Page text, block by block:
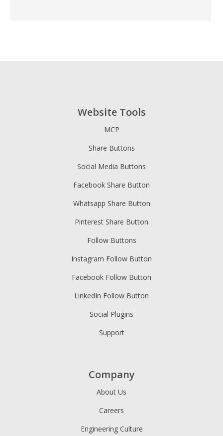
Website Tools
MCP
Share Buttons
Social Media Buttons
Facebook Share Button
Whatsapp Share Button
Pinterest Share Button
Follow Buttons
Instagram Follow Button
Facebook Follow Button
LinkedIn Follow Button
Social Plugins
Support
Company
About Us
Careers
Engineering Culture